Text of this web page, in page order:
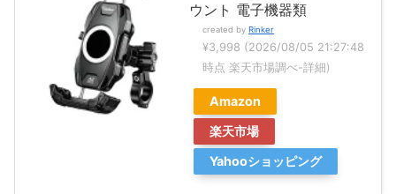
ウント 電子機器類
created by Rinker
¥3,998 (2026/08/05 21:27:48
時点 楽天市場調べ-詳細)
Amazon
楽天市場
Yahooショッピング